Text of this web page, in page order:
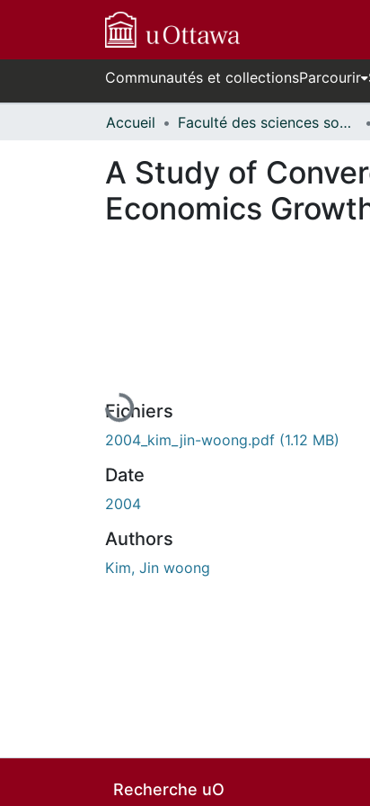
Communautés et collectionsParcourir
Accueil Faculté des sciences sociales // Faculty of Social Sciences
A Study of
Economics
En cours de chargement...
Fichiers
2004_kim_jin-woong.pdf (1.12 MB)
Date
2004
Authors
Kim, Jin woong
Recherche uO